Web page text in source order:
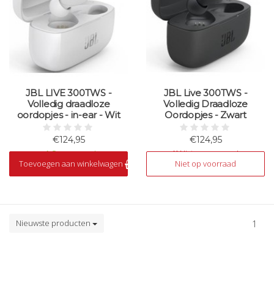
JBL LIVE 300TWS -
Volledig draadloze
oordopjes - in-ear - Wit
€124,95
Op voorraad
Toevoegen aan winkelwagen
JBL Live 300TWS -
Volledig Draadloze
Oordopjes - Zwart
€124,95
Niet op voorraad
Niet op voorraad
Nieuwste producten 1